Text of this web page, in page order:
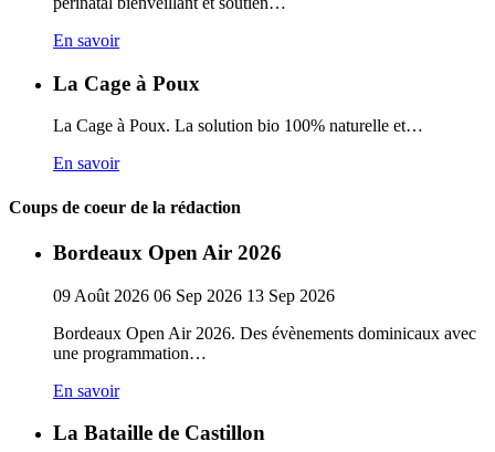
En savoir
La Cage à Poux
La Cage à Poux. La solution bio 100% naturelle et…
En savoir
Coups de coeur de la rédaction
Bordeaux Open Air 2026
09 Août 2026 06 Sep 2026 13 Sep 2026
Bordeaux Open Air 2026. Des évènements dominicaux avec
une programmation…
En savoir
La Bataille de Castillon